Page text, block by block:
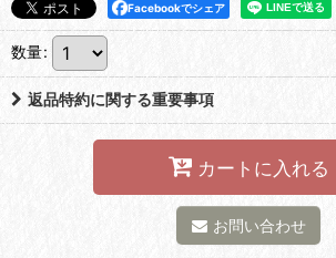
Facebookでシェア
数量:
返品特約に関する重要事項
カートに入れる
お問い合わせ